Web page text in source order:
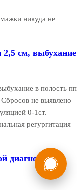
никуда не
см, выбухание
в полость пп
не выявлено
0-1ст.
регургитация
диагноз